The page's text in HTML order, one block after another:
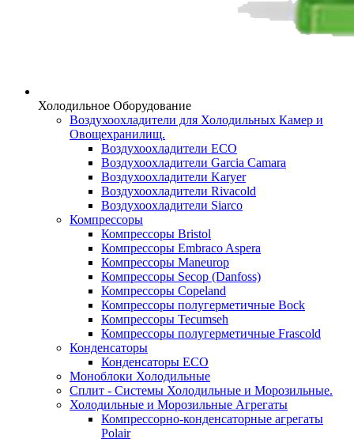
Холодильное Оборудование
Воздухоохладители для Холодильных Камер и
Овощехранилищ.
Воздухоохладители ECO
Воздухоохладители Garcia Camara
Воздухоохладители Karyer
Воздухоохладители Rivacold
Воздухоохладители Siarco
Компрессоры
Компрессоры Bristol
Компрессоры Embraco Aspera
Компрессоры Maneurop
Компрессоры Secop (Danfoss)
Компрессоры Copeland
Компрессоры полугерметичные Bock
Компрессоры Tecumseh
Компрессоры полугерметичные Frascold
Конденсаторы
Конденсаторы ECO
Моноблоки Холодильные
Сплит - Системы Холодильные и Морозильные.
Холодильные и Морозильные Агрегаты
Компрессорно-конденсаторные агрегаты
Polair